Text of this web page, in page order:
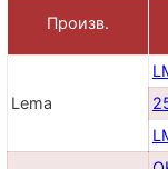
Произв.
Lema